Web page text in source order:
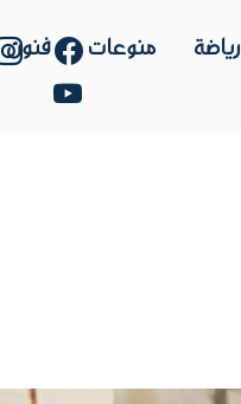
رياضة منوعات فنون